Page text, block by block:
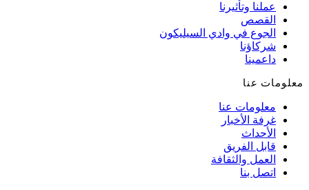
عملنا وتأثيرنا
القصص
الجوع في وادي السيليكون
شركاؤنا
داعمينا
معلومات عنا
معلومات عنا
غرفة الأخبار
الأحداث
قابل الفريق
العمل والثقافة
اتصل بنا